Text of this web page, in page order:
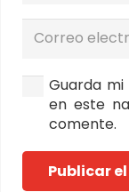
Guarda
en este
comente.
Publicar